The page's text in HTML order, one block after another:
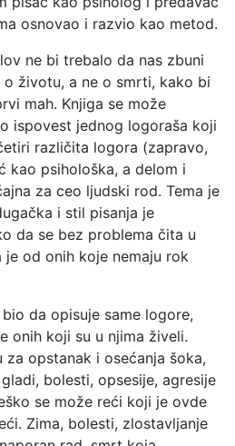
osnovao i razvio kao metod.
ne bi trebalo da nas zbuni
životu, a ne o smrti, kako bi
mah. Knjiga se može
ispovest jednog logoraša koji
različita logora (zapravo,
kao psihološka, a delom i
za ceo ljudski rod. Tema je
i stil pisanja je
da se bez problema čita u
je od onih koje nemaju rok
da opisuje same logore,
onih koji su u njima živeli.
za opstanak i osećanja šoka,
bolesti, opsesije, agresije
se može reći koji je ovde
Zima, bolesti, zlostavljanje